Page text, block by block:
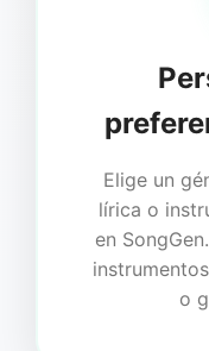
Elige un
lírica o
en
o